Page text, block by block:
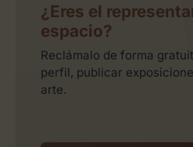
¿Eres el
espacio?
Reclámalo de forma
perfil, publicar
arte.